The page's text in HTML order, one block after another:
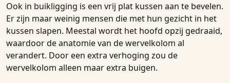
Ook in buikligging is een vrij plat kussen aan te bevelen.
Er zijn maar weinig mensen die met hun gezicht in het
kussen slapen. Meestal wordt het hoofd opzij gedraaid,
waardoor de anatomie van de wervelkolom al
verandert. Door een extra verhoging zou de
wervelkolom alleen maar extra buigen.